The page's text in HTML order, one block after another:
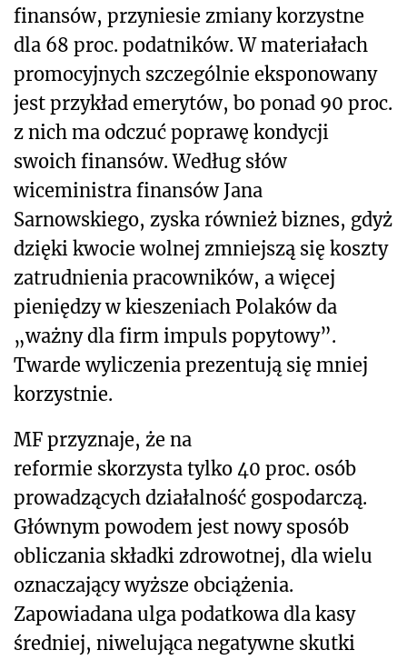
finansów, przyniesie zmiany korzystne
dla 68 proc. podatników. W materiałach
promocyjnych szczególnie eksponowany
jest przykład emerytów, bo ponad 90 proc.
z nich ma odczuć poprawę kondycji
swoich finansów. Według słów
wiceministra finansów Jana
Sarnowskiego, zyska również biznes, gdyż
dzięki kwocie wolnej zmniejszą się koszty
zatrudnienia pracowników, a więcej
pieniędzy w kieszeniach Polaków da
„ważny dla firm impuls popytowy”.
Twarde wyliczenia prezentują się mniej
korzystnie.
MF przyznaje, że na
reformie skorzysta tylko 40 proc. osób
prowadzących działalność gospodarczą.
Głównym powodem jest nowy sposób
obliczania składki zdrowotnej, dla wielu
oznaczający wyższe obciążenia.
Zapowiadana ulga podatkowa dla kasy
średniej, niwelująca negatywne skutki